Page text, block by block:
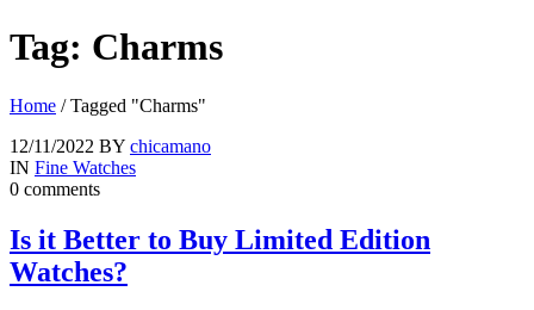
Tag: Charms
Home / Tagged "Charms"
12/11/2022 BY chicamano
IN Fine Watches
0 comments
Is it Better to Buy Limited Edition
Watches?